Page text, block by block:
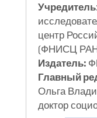
Учредитель
центр
(ФНИСЦ
Издатель:
Главный
Ольга
доктор